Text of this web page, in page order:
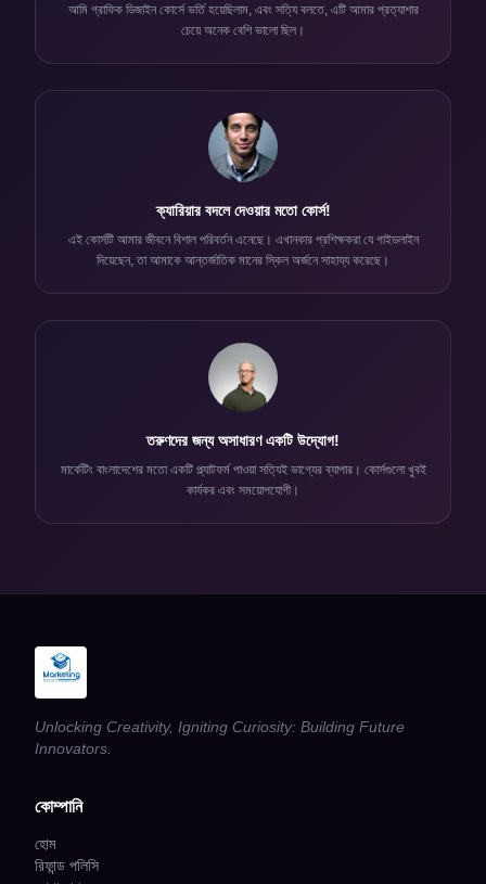
আমি গ্রাফিক ডিজাইন কোর্সে ভর্তি হয়েছিলাম, এবং সত্যি বলতে, এটি আমার প্রত্যাশার
চেয়ে অনেক বেশি ভালো ছিল।
ক্যারিয়ার বদলে দেওয়ার মতো কোর্স!
এই কোর্সটি আমার জীবনে বিশাল পরিবর্তন এনেছে। এখানকার প্রশিক্ষকরা যে গাইডলাইন
দিয়েছেন, তা আমাকে আন্তর্জাতিক মানের স্কিল অর্জনে সাহায্য করেছে।
তরুণদের জন্য অসাধারণ একটি উদ্যোগ!
মার্কেটিং বাংলাদেশের মতো একটি প্ল্যাটফর্ম পাওয়া সত্যিই ভাগ্যের ব্যাপার। কোর্সগুলো খুবই
কার্যকর এবং সময়োপযোগী।
Unlocking Creativity, Igniting Curiosity: Building Future
Innovators.
কোম্পানি
হোম
রিফান্ড পলিসি